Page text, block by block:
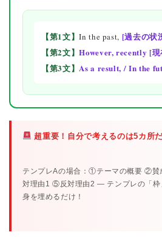
【第1文】In the past, [過去の状
【第2文】However, recently [現
【第3文】As a result, / In the
超重要！自分で考えるのは5カ所
テンプレAの場合：①テーマの概要 ②
対理由1 ⑤反対理由2 — テンプレの「枠
身を埋めるだけ！